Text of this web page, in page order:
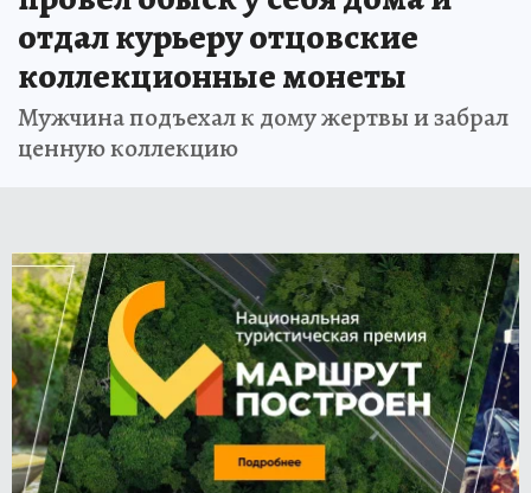
отдал курьеру отцовские
коллекционные монеты
Мужчина подъехал к дому жертвы и забрал
ценную коллекцию